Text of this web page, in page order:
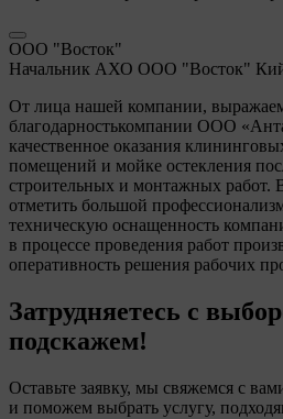
ООО "Восток"
Начальник АХО ООО "Восток"
От лица нашей компании,
благодарностькомпании ООО
качественное оказания
помещений и мойке остекления
строительных и монтажных работ.
отметить большой
техническую оснащенность
в процессе проведения работ
оперативность решения рабочих
Затрудняетесь с
подскажем!
Оставьте заявку, мы свяжемся с
и поможем выбрать услугу,